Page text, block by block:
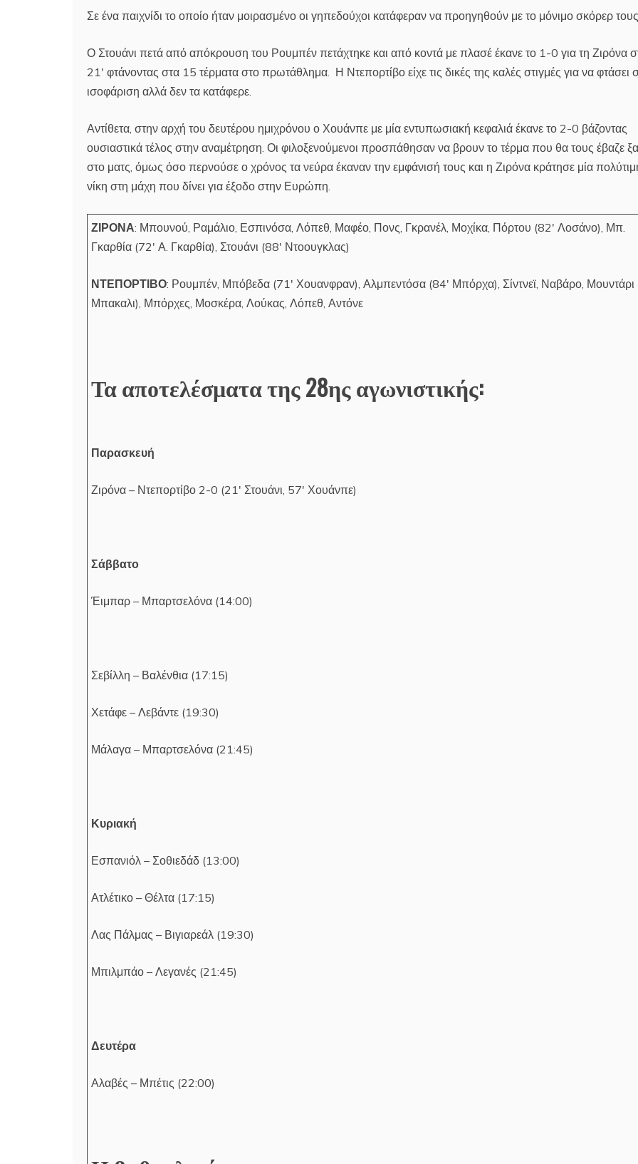
Σε ένα παιχνίδι το οποίο ήταν μοιρασμένο οι γηπεδούχοι κατάφεραν να προηγηθούν με το μόνιμο σκόρερ
Ο Στουάνι πετά από απόκρουση του Ρουμπέν πετάχτηκε και από κοντά με πλασέ έκανε το 1-0 για τη Ζιρόνα
21′ φτάνοντας στα 15 τέρματα στο πρωτάθλημα. Η Ντεπορτίβο είχε τις δικές της καλές στιγμές για να φτάσει
ισοφάριση αλλά δεν τα κατάφερε.
Αντίθετα, στην αρχή του δευτέρου ημιχρόνου ο Χουάνπε με μία εντυπωσιακή κεφαλιά έκανε το 2-0 βάζοντας
ουσιαστικά τέλος στην αναμέτρηση. Οι φιλοξενούμενοι προσπάθησαν να βρουν το τέρμα που θα τους έβαζε
στο ματς, όμως όσο περνούσε ο χρόνος τα νεύρα έκαναν την εμφάνισή τους και η Ζιρόνα κράτησε μία
νίκη στη μάχη που δίνει για έξοδο στην Ευρώπη.
ΖΙΡΟΝΑ: Μπουνού, Ραμάλιο, Εσπινόσα, Λόπεθ, Μαφέο, Πονς, Γκρανέλ, Μοχίκα, Πόρτου (82′ Λοσάνο), Μπ.
Γκαρθία (72′ Α. Γκαρθία), Στουάνι (88′ Ντοουγκλας)
ΝΤΕΠΟΡΤΙΒΟ: Ρουμπέν, Μπόβεδα (71′ Χουανφραν), Αλμπεντόσα (84′ Μπόρχα), Σίντνεϊ, Ναβάρο, Μουντάρι
Μπακαλι), Μπόρχες, Μοσκέρα, Λούκας, Λόπεθ, Αντόνε
Τα αποτελέσματα της 28ης αγωνιστικής:
Παρασκευή
Ζιρόνα – Ντεπορτίβο 2-0 (21′ Στουάνι, 57′ Χουάνπε)
Σάββατο
Έιμπαρ – Μπαρτσελόνα (14:00)
Σεβίλλη – Βαλένθια (17:15)
Χετάφε – Λεβάντε (19:30)
Μάλαγα – Μπαρτσελόνα (21:45)
Κυριακή
Εσπανιόλ – Σοθιεδάδ (13:00)
Ατλέτικο – Θέλτα (17:15)
Λας Πάλμας – Βιγιαρεάλ (19:30)
Μπιλμπάο – Λεγανές (21:45)
Δευτέρα
Αλαβές – Μπέτις (22:00)